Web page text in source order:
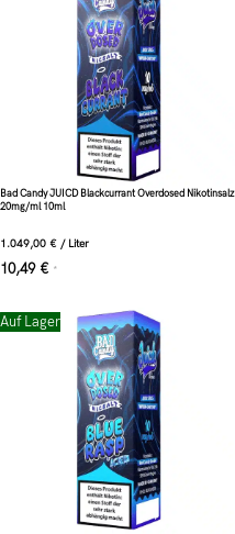
Bad Candy JUICD Blackcurrant Overdosed Nikotinsalz
20mg/ml 10ml
1.049,00 € / Liter
10,49 € *
Auf Lager